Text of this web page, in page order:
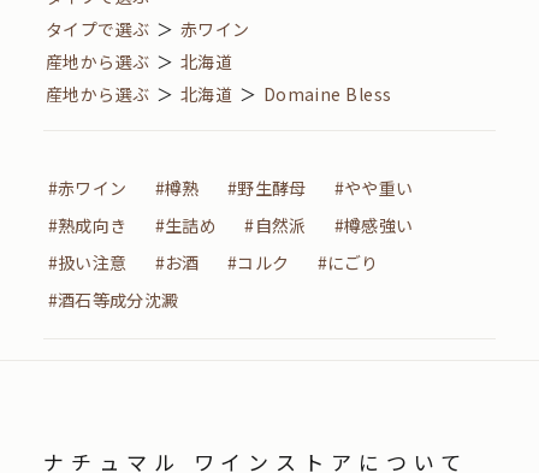
タイプで選ぶ ＞ 赤ワイン
産地から選ぶ ＞ 北海道
産地から選ぶ ＞ 北海道 ＞ Domaine Bless
#赤ワイン #樽熟 #野生酵母
#やや重い
#熟成向き
#生詰め #自然派
#樽感強い
#扱い注意
#お酒 #コルク
#にごり
#酒石等成分沈澱
ナチュマル ワインストアについて